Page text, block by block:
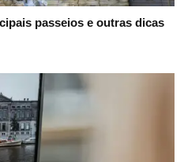
passeios e outras dicas